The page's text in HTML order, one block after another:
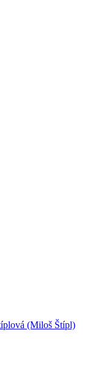
(Miloš Štípl)